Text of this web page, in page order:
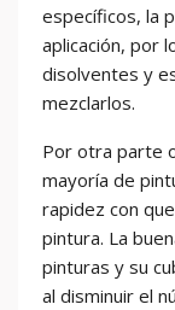
específicos, la
aplicación, por
disolventes y
mezclarlos.
Por otra parte
mayoría de
rapidez con
pintura. La
pinturas y su
al disminuir el